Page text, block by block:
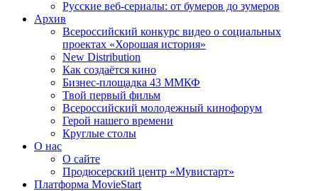
Русские веб-сериалы: от бумеров до зумеров
Архив
Всероссийский конкурс видео о социальных
проектах «Хорошая история»
New Distribution
Как создаётся кино
Бизнес-площадка 43 ММКФ
Твой первый фильм
Всероссийский молодежный кинофорум
Герой нашего времени
Круглые столы
О нас
О сайте
Продюсерский центр «Мувистарт»
Платформа MovieStart